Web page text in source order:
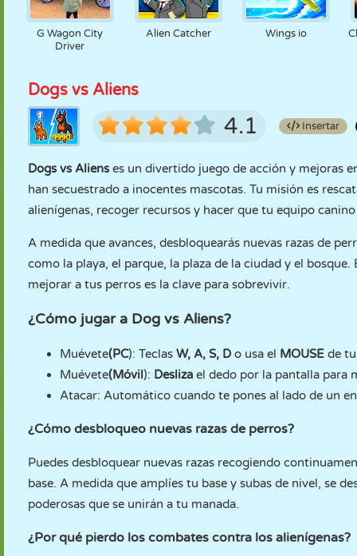
G Wagon City
Driver
Alien Catcher Wings io
Dogs vs Aliens
4.1 Insertar
Dogs vs Alienses un divertido juego de acción y mejoras
han secuestrado a inocentes mascotas. Tu misión es
alienígenas, recoger recursos y hacer que tu equipo
A medida que avances, desbloquearás nuevas razas de
como la playa, el parque, la plaza de la ciudad y el
mejorar a tus perros es la clave para sobrevivir.
¿Cómo jugar a Dog vs Aliens?
Muévete(PC): Teclas W, A, S, D o usa el MOUSE de
Muévete(Móvil): Desliza el dedo por la pantalla para
Atacar: Automático cuando te pones al lado de un
¿Cómo desbloqueo nuevas razas de perros?
Puedes desbloquear nuevas razas recogiendo
base. A medida que amplíes tu base y subas de nivel, se
poderosas que se unirán a tu manada.
¿Por qué pierdo los combates contra los alienígenas?